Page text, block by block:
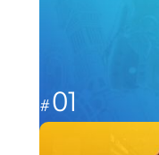
01
これからのゲーム業界を担